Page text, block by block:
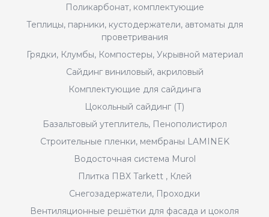
Поликарбонат, комплектующие
Теплицы, парники, кустодержатели, автоматы для
проветривания
Грядки, Клумбы, Компостеры, Укрывной материал
Сайдинг виниловый, акриловый
Комплектующие для сайдинга
Цокольный сайдинг (Т)
Базальтовый утеплитель, Пенополистирол
Строительные пленки, мембраны LAMINEK
Водосточная система Murol
Плитка ПВХ Tarkett , Клей
Снегозадержатели, Проходки
Вентиляционные решётки для фасада и цоколя